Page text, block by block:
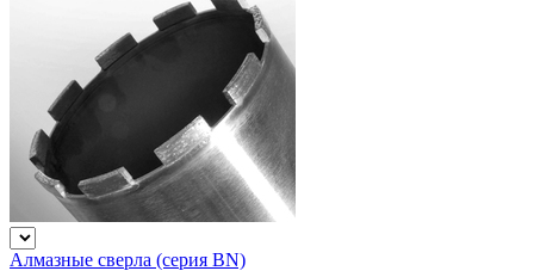
Алмазные сверла (серия BN)